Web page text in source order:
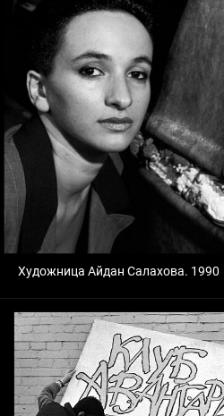
Художница Айдан Салахова. 1990